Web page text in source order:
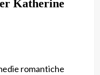
Katherine
romantiche